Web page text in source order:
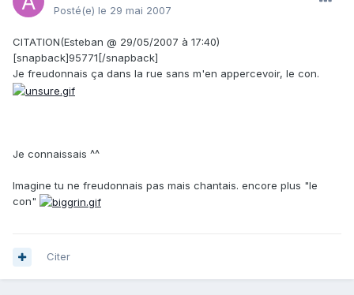
Posté(e) le 29 mai 2007
CITATION(Esteban @ 29/05/2007 à 17:40)
[snapback]95771[/snapback]
Je freudonnais ça dans la rue sans m'en appercevoir, le con.
Je connaissais ^^
Imagine tu ne freudonnais pas mais chantais. encore plus "le
con"
Citer